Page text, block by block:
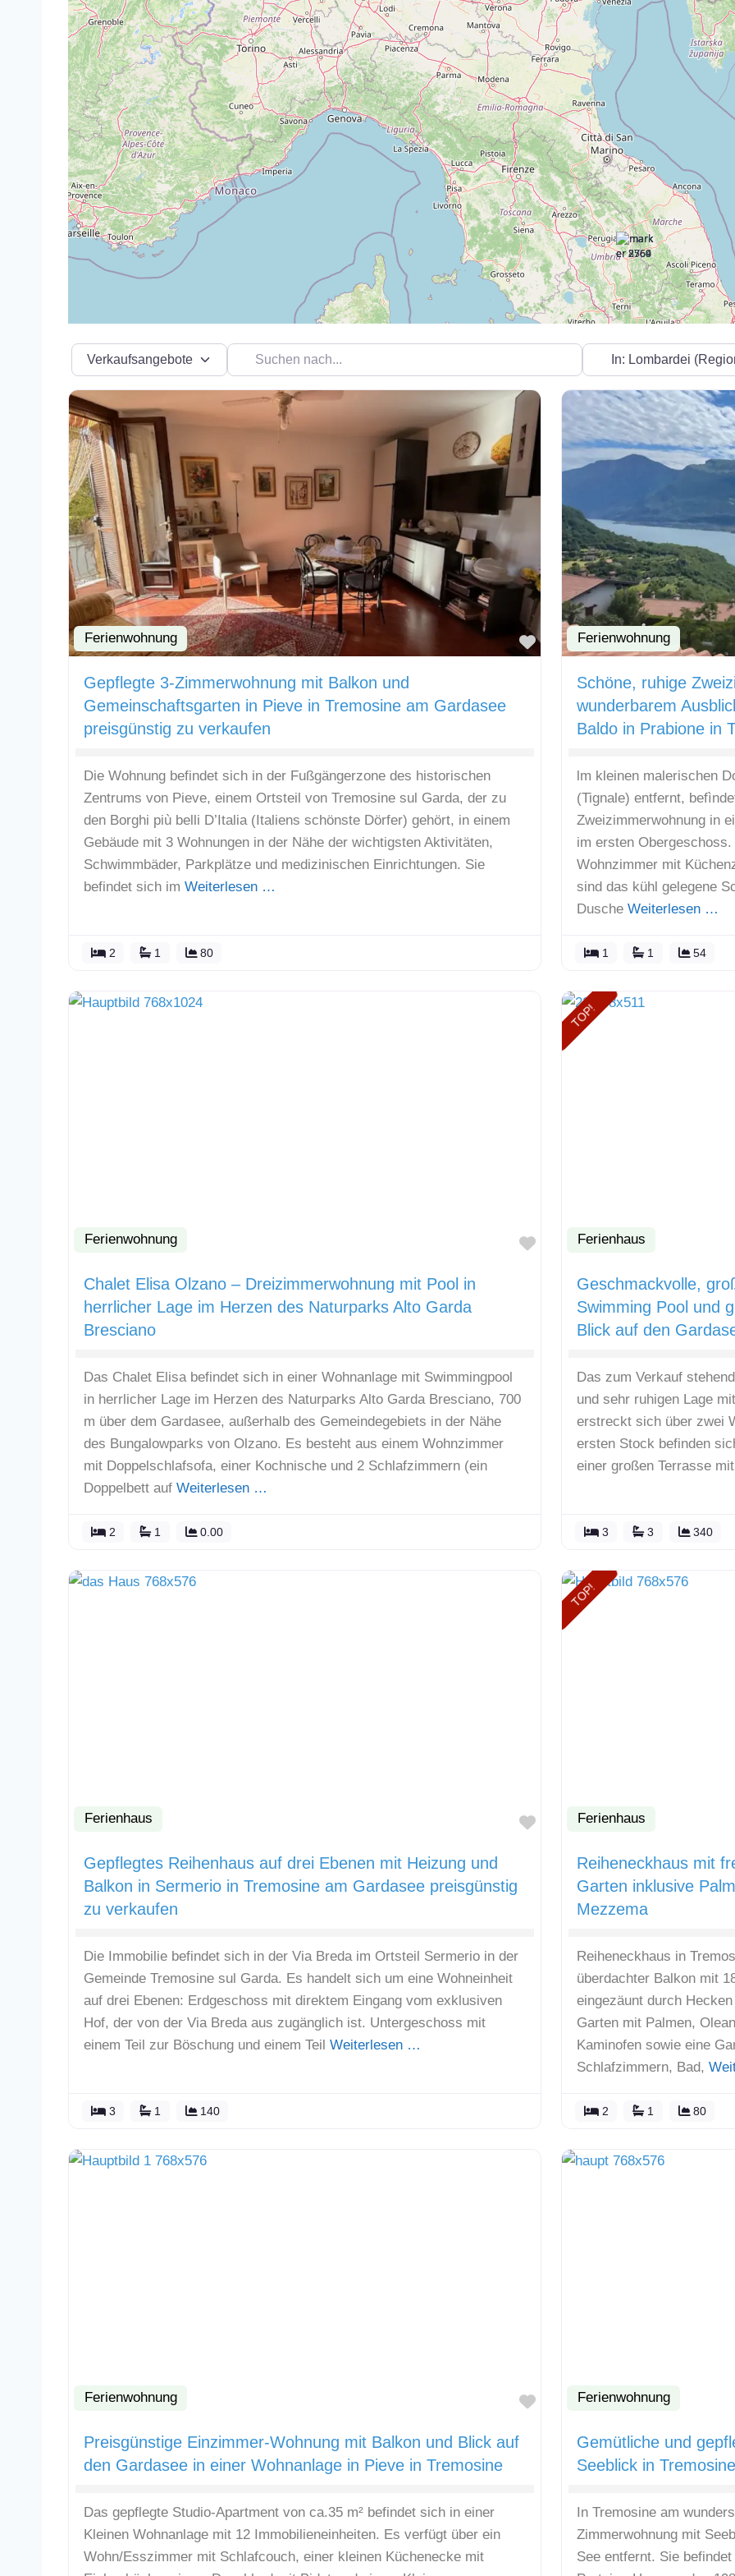
Suchtyp auswählen Suchen nach... In der Nähe...
Ferienwohnung Favorit
Gepflegte 3-Zimmerwohnung mit Balkon und
Gemeinschaftsgarten in Pieve in Tremosine am Gardasee
preisgünstig zu verkaufen
Die Wohnung befindet sich in der Fußgängerzone des historischen
Zentrums von Pieve, einem Ortsteil von Tremosine sul Garda, der zu
den Borghi più belli D’Italia (Italiens schönste Dörfer) gehört, in einem
Gebäude mit 3 Wohnungen in der Nähe der wichtigsten Aktivitäten,
Schwimmbäder, Parkplätze und medizinischen Einrichtungen. Sie
befindet sich im Weiterlesen …
2 1 80
Ferienwohnung
Schöne, ruhige
wunderbarem
Baldo in Prabione in
lm kleinen malerischen
(Tignale) entfernt,
Zweizimmerwohnung in
im ersten
Wohnzimmer mit
sind das kühl gelegene
Dusche Weiterlesen …
1 1 54
Ferienwohnung Favorit
Chalet Elisa Olzano – Dreizimmerwohnung mit Pool in
herrlicher Lage im Herzen des Naturparks Alto Garda
Bresciano
Das Chalet Elisa befindet sich in einer Wohnanlage mit Swimmingpool
in herrlicher Lage im Herzen des Naturparks Alto Garda Bresciano, 700
m über dem Gardasee, außerhalb des Gemeindegebiets in der Nähe
des Bungalowparks von Olzano. Es besteht aus einem Wohnzimmer
mit Doppelschlafsofa, einer Kochnische und 2 Schlafzimmern (ein
Doppelbett auf Weiterlesen …
2 1 0.00
TOP!
Ferienhaus
Geschmackvolle,
Swimming Pool und
Blick auf den
Das zum Verkauf
und sehr ruhigen Lage
erstreckt sich über zwei
ersten Stock befinden
einer großen Terrasse
3 3 340
Ferienhaus Favorit
Gepflegtes Reihenhaus auf drei Ebenen mit Heizung und
Balkon in Sermerio in Tremosine am Gardasee preisgünstig
zu verkaufen
Die Immobilie befindet sich in der Via Breda im Ortsteil Sermerio in der
Gemeinde Tremosine sul Garda. Es handelt sich um eine Wohneinheit
auf drei Ebenen: Erdgeschoss mit direktem Eingang vom exklusiven
Hof, der von der Via Breda aus zugänglich ist. Untergeschoss mit
einem Teil zur Böschung und einem Teil Weiterlesen …
3 1 140
TOP!
Ferienhaus
Reiheneckhaus mit
Garten inklusive
Mezzema
Reiheneckhaus in
überdachter Balkon mit
eingezäunt durch
Garten mit Palmen,
Kaminofen sowie eine
Schlafzimmern, Bad,
2 1 80
Ferienwohnung Favorit
Preisgünstige Einzimmer-Wohnung mit Balkon und Blick auf
den Gardasee in einer Wohnanlage in Pieve in Tremosine
Das gepflegte Studio-Apartment von ca.35 m² befindet sich in einer
Kleinen Wohnanlage mit 12 Immobilieneinheiten. Es verfügt über ein
Wohn/Esszimmer mit Schlafcouch, einer kleinen Küchenecke mit
Ferienwohnung
Gemütliche und
Seeblick in
In Tremosine am
Zimmerwohnung mit
See entfernt. Sie